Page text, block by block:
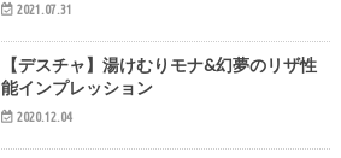
2021.07.31
【デスチャ】湯けむりモナ&幻夢のリザ性
能インプレッション
2020.12.04